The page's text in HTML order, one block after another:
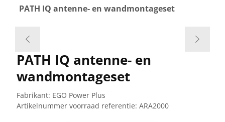
PATH IQ antenne- en wandmontageset
PATH IQ antenne- en
wandmontageset
Fabrikant: EGO Power Plus
Artikelnummer voorraad referentie: ARA2000